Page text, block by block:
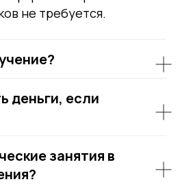
не требуется.
деньги, если
занятия в